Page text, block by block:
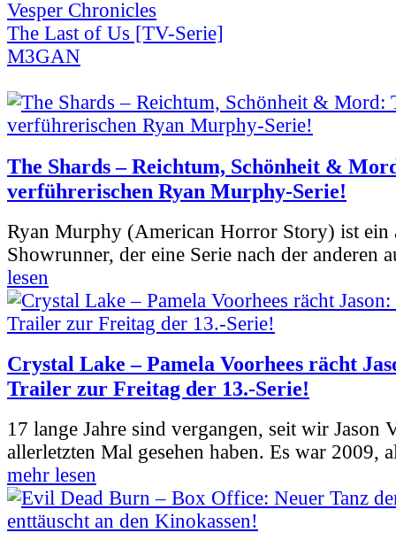
Vesper Chronicles
The Last of Us [TV-Serie]
M3GAN
The Shards – Reichtum, Schönheit &
verführerischen Ryan Murphy-Serie!
Ryan Murphy (American Horror Story) ist ein
Showrunner, der eine Serie nach der anderen
lesen
Crystal Lake – Pamela Voorhees rächt
Trailer zur Freitag der 13.-Serie!
17 lange Jahre sind vergangen, seit wir Jason
allerletzten Mal gesehen haben. Es war 2009,
mehr lesen